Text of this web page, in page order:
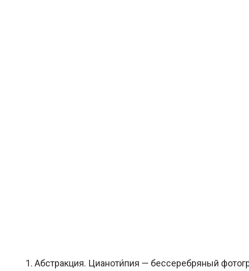
1. Абстракция. Цианоти́пия — бессеребряный